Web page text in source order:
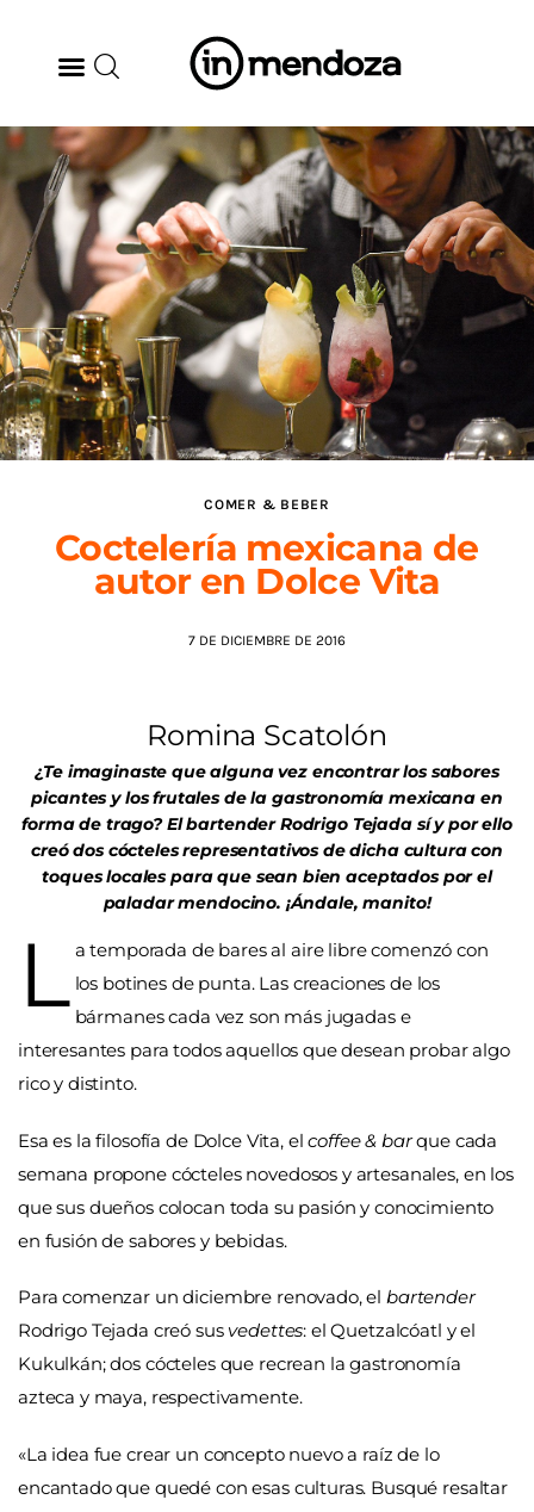
BODEGAS
GASTRONOMÍA
ARTE & CULTURA
MÚSICA
DÓNDE IR
TENDENCIAS
AGENDA
COMER & BEBER
Coctelería mexicana de
autor en Dolce Vita
7 DE DICIEMBRE DE 2016
Romina Scatolón
¿Te imaginaste que alguna vez encontrar los sabores
picantes y los frutales de la gastronomía mexicana en
forma de trago? El bartender Rodrigo Tejada sí y por ello
creó dos cócteles representativos de dicha cultura con
toques locales para que sean bien aceptados por el
paladar mendocino. ¡Ándale, manito!
L a temporada de bares al aire libre comenzó con
los botines de punta. Las creaciones de los
bármanes cada vez son más jugadas e
interesantes para todos aquellos que desean probar algo
rico y distinto.
Esa es la filosofía de Dolce Vita, elcoffee & barque cada
semana propone cócteles novedosos y artesanales, en los
que sus dueños colocan toda su pasión y conocimiento
en fusión de sabores y bebidas.
Para comenzar un diciembre renovado, el bartender
Rodrigo Tejada creó sus vedettes: el Quetzalcóatl y el
Kukulkán; dos cócteles que recrean la gastronomía
azteca y maya, respectivamente.
«La idea fue crear un concepto nuevo a raíz de lo
encantado que quedé con esas culturas. Busqué resaltar